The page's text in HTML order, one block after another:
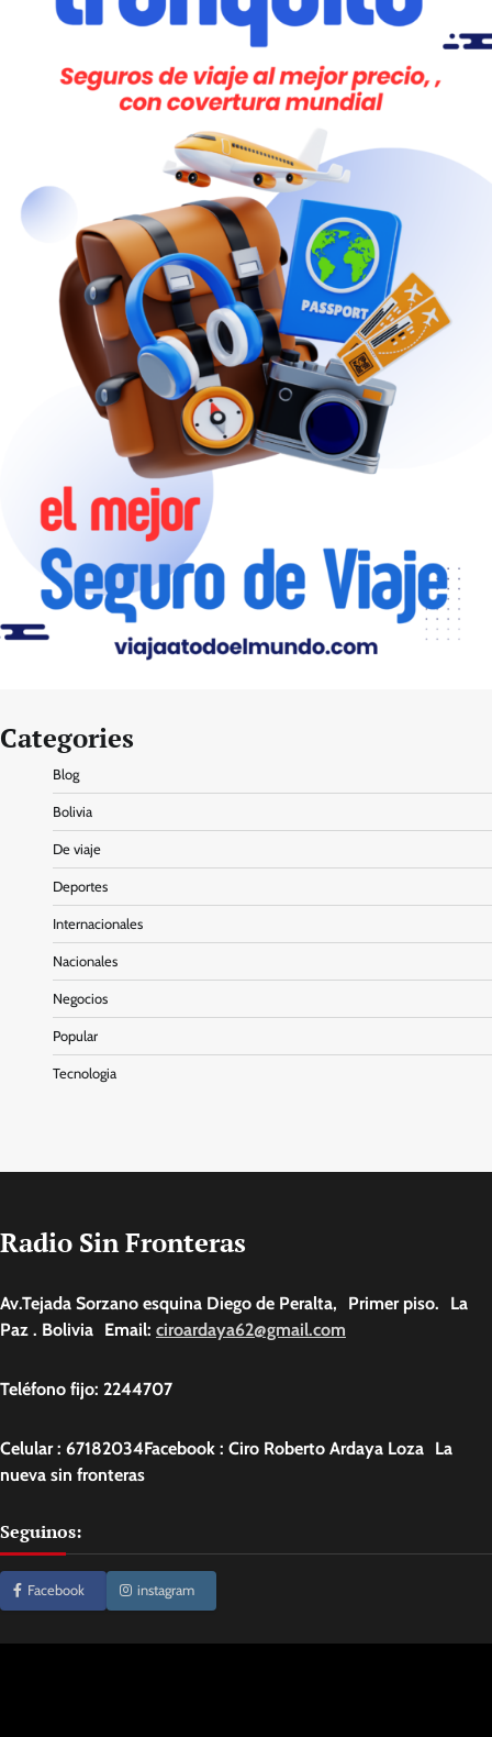
Categories
Blog
Bolivia
De viaje
Deportes
Internacionales
Nacionales
Negocios
Popular
Tecnologia
Radio Sin Fronteras
Av.Tejada Sorzano esquina Diego de Peralta, Primer piso. La
Paz . Bolivia Email: ciroardaya62@gmail.com
Teléfono fijo: 2244707
Celular : 67182034Facebook : Ciro Roberto Ardaya Loza La
nueva sin fronteras
Seguinos:
Facebook instagram